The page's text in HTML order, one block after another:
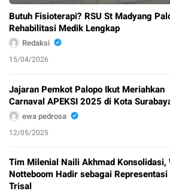
Butuh Fisioterapi? RSU St Madyang
Rehabilitasi Medik Lengkap
Redaksi
15/04/2026
Jajaran Pemkot Palopo Ikut Meriahkan
Carnaval APEKSI 2025 di Kota
ewa pedrosa
12/05/2025
Tim Milenial Naili Akhmad Konsolidasi,
Notteboom Hadir sebagai
Trisal